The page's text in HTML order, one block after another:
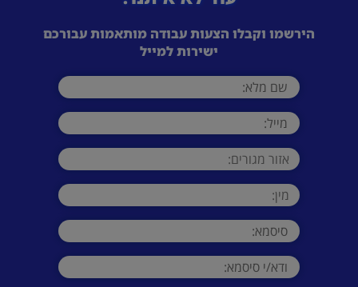
הירשמו וקבלו הצעות עבודה מותאמות עבורכם
ישירות למייל